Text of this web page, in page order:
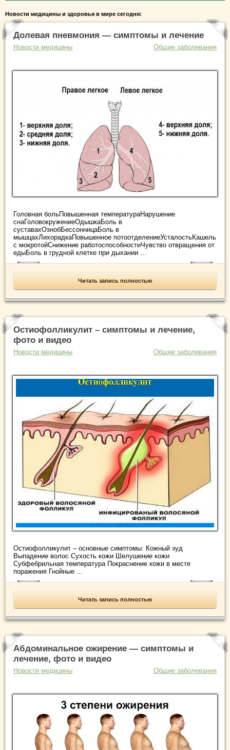
Новости медицины и здоровья в мире сегодня:
Долевая пневмония — симптомы и лечение
Новости медицины Общие заболевания
Головная больПовышенная температураНарушение
снаГоловокружениеОдышкаБоль в
суставахОзнобБессонницаБоль в
мышцахЛихорадкаПовышенное потоотделениеУсталостьКашель
с мокротойСнижение работоспособностиЧувство отвращения от
едыБоль в грудной клетке при дыхании ...
Читать запись полностью
Остиофолликулит – симптомы и лечение,
фото и видео
Новости медицины Общие заболевания
Остиофолликулит – основные симптомы: Кожный зуд
Выпадение волос Сухость кожи Шелушение кожи
Субфебрильная температура Покраснение кожи в месте
поражения Гнойные ...
Читать запись полностью
Абдоминальное ожирение — симптомы и
лечение, фото и видео
Новости медицины Общие заболевания